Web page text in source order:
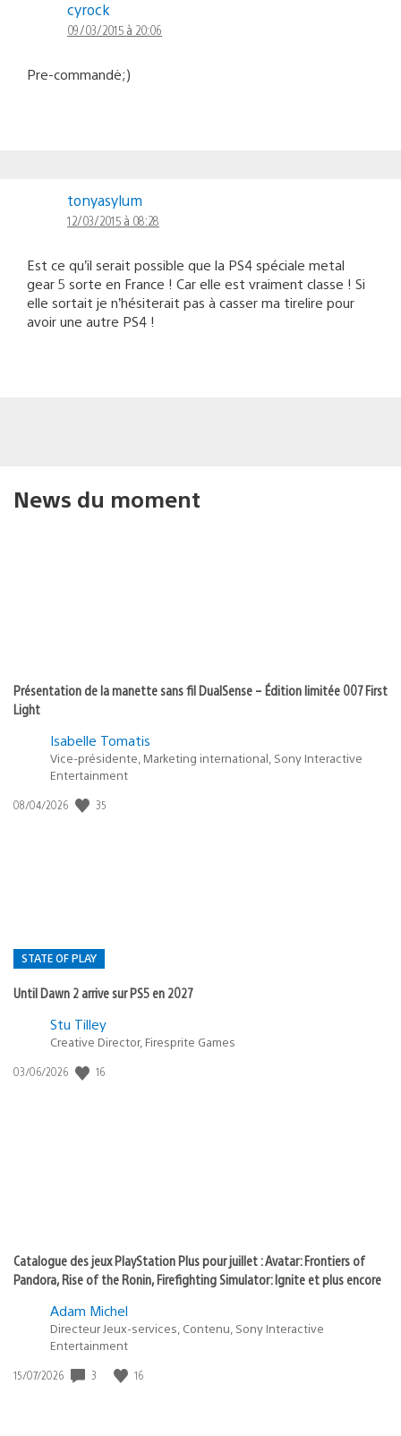
cyrock
09/03/2015 à 20:06
Pre-commandė;)
tonyasylum
12/03/2015 à 08:28
Est ce qu’il serait possible que la PS4 spéciale metal
gear 5 sorte en France ! Car elle est vraiment classe ! Si
elle sortait je n’hésiterait pas à casser ma tirelire pour
avoir une autre PS4 !
News du moment
Présentation de la manette sans fil DualSense – Édition limitée 007 First
Light
Isabelle Tomatis
Vice-présidente, Marketing international, Sony Interactive
Entertainment
Date
08/04/2026 35
STATE OF PLAY
Until Dawn 2 arrive sur PS5 en 2027
Postée
:
Stu Tilley
Creative Director, Firesprite Games
Date
03/06/2026 16
Catalogue des jeux PlayStation Plus pour juillet : Avatar: Frontiers of
Pandora, Rise of the Ronin, Firefighting Simulator: Ignite et plus encore
Adam Michel
Directeur Jeux-services, Contenu, Sony Interactive
Entertainment
Date
15/07/2026 3 16